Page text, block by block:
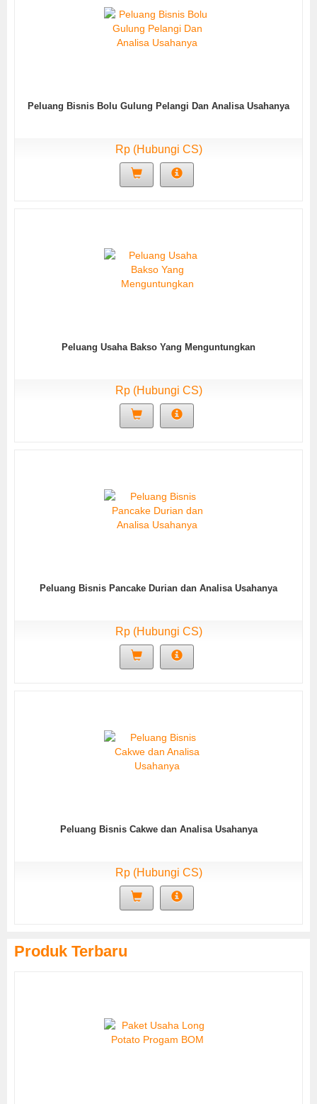
Peluang Bisnis Bolu Gulung Pelangi Dan Analisa Usahanya
Rp (Hubungi CS)
Peluang Usaha Bakso Yang Menguntungkan
Rp (Hubungi CS)
Peluang Bisnis Pancake Durian dan Analisa Usahanya
Rp (Hubungi CS)
Peluang Bisnis Cakwe dan Analisa Usahanya
Rp (Hubungi CS)
Produk Terbaru